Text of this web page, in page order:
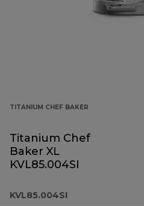
TITANIUM CHEF BAKER
Titanium Chef
Baker XL
KVL85.004SI
KVL85.004SI